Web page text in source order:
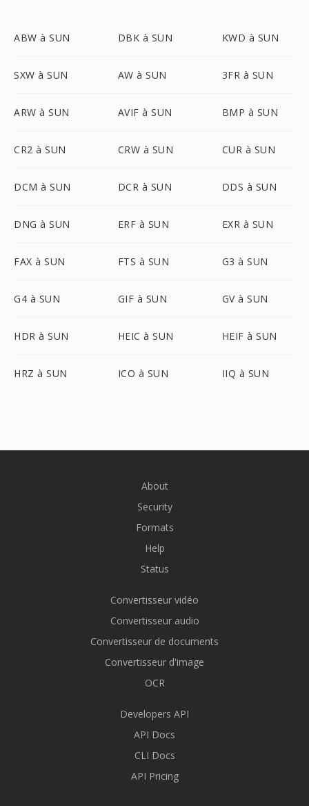
ABW à SUN DBK à SUN KWD à SUN
SXW à SUN AW à SUN 3FR à SUN
ARW à SUN AVIF à SUN BMP à SUN
CR2 à SUN CRW à SUN CUR à SUN
DCM à SUN DCR à SUN DDS à SUN
DNG à SUN ERF à SUN EXR à SUN
FAX à SUN FTS à SUN G3 à SUN
G4 à SUN GIF à SUN GV à SUN
HDR à SUN HEIC à SUN HEIF à SUN
HRZ à SUN ICO à SUN IIQ à SUN
About
Security
Formats
Help
Status
Convertisseur vidéo
Convertisseur audio
Convertisseur de documents
Convertisseur d'image
OCR
Developers API
API Docs
CLI Docs
API Pricing